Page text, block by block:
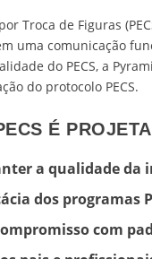
Troca de Figuras
uma comunicação
do PECS, a
do protocolo PECS.
É
a qualidade da
dos programas
com